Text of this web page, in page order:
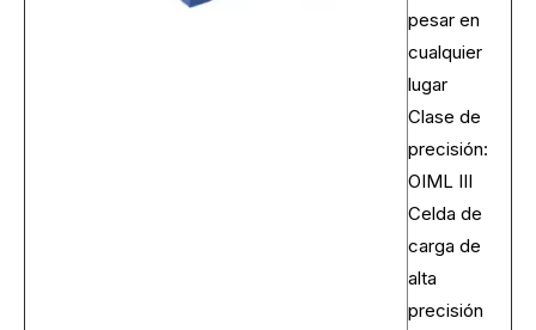
pesar en
cualquier
lugar
Clase de
precisión:
OIML III
Celda de
carga de
alta
precisión